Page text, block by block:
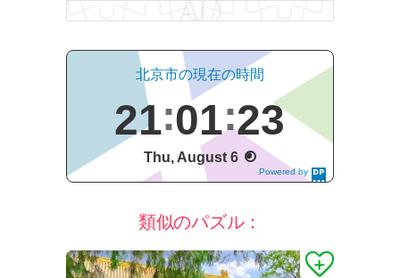
Powered by
DaysPedia.c
北京市の現在の時間
21 01 24
Thu, August 6
類似のパズル：